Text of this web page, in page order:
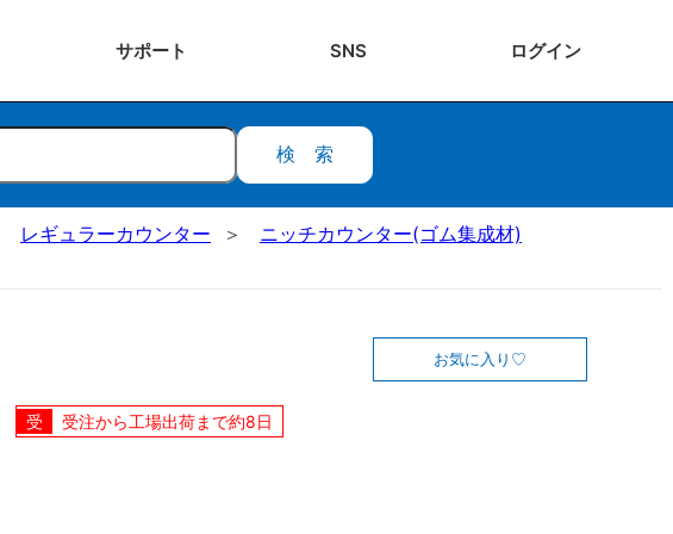
サポート SNS ログイン
検索
レギュラーカウンター
ニッチカウンター(ゴム集成材)
お気に入り
受注から工場出荷まで約8日